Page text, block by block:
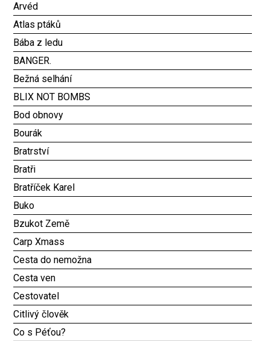
Arvéd
Atlas ptáků
Bába z ledu
BANGER.
Bežná selhání
BLIX NOT BOMBS
Bod obnovy
Bourák
Bratrství
Bratři
Bratříček Karel
Buko
Bzukot Země
Carp Xmass
Cesta do nemožna
Cesta ven
Cestovatel
Citlivý člověk
Co s Péťou?